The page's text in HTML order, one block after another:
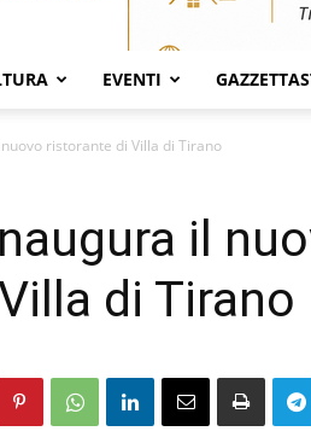
EVENTI
ristorante di Villa di Tirano
il
di Tirano